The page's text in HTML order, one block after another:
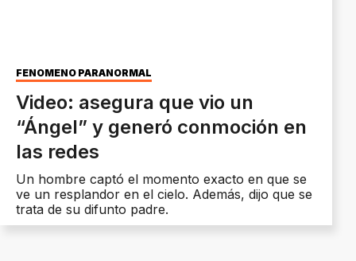
FENÓMENO PARANORMAL
Video: asegura que vio un
“Ángel” y generó conmoción en
las redes
Un hombre captó el momento exacto en que se
ve un resplandor en el cielo. Además, dijo que se
trata de su difunto padre.